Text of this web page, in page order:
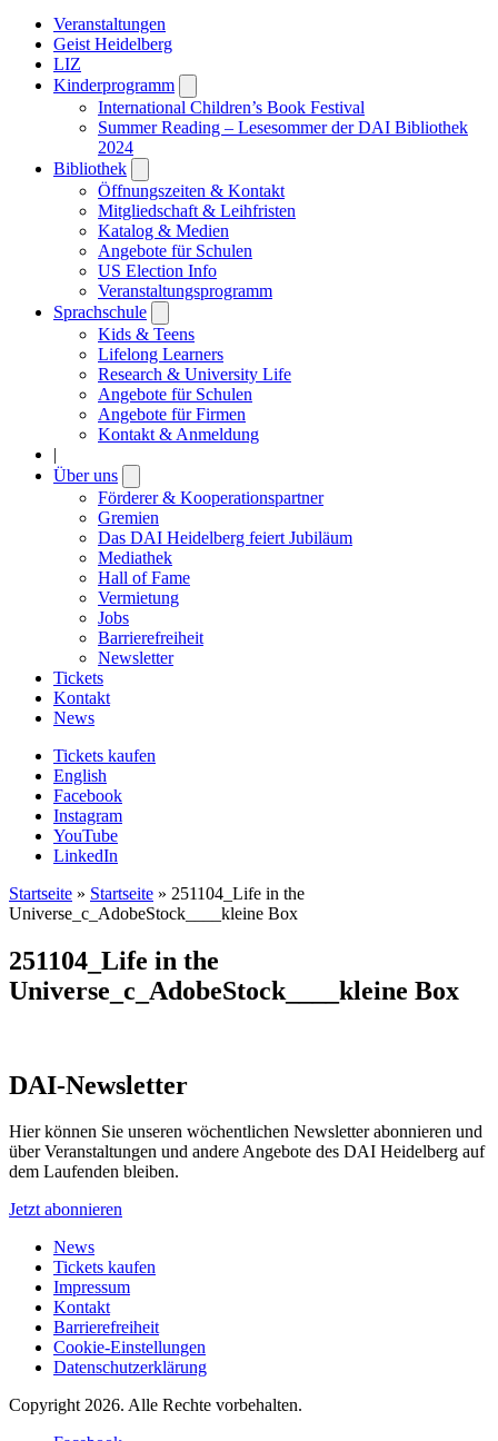
Veranstaltungen
Geist Heidelberg
LIZ
Kinderprogramm
submenu
International Children’s Book Festival
Summer Reading – Lesesommer der DAI Bibliothek
2024
Bibliothek
submenu
Öffnungszeiten & Kontakt
Mitgliedschaft & Leihfristen
Katalog & Medien
Angebote für Schulen
US Election Info
Veranstaltungsprogramm
Sprachschule
submenu
Kids & Teens
Lifelong Learners
Research & University Life
Angebote für Schulen
Angebote für Firmen
Kontakt & Anmeldung
|
Über uns
submenu
Förderer & Kooperationspartner
Gremien
Das DAI Heidelberg feiert Jubiläum
Mediathek
Hall of Fame
Vermietung
Jobs
Barrierefreiheit
Newsletter
Tickets
Kontakt
News
Tickets kaufen
English
Facebook
Instagram
YouTube
LinkedIn
Startseite » Startseite » 251104_Life in the
Universe_c_AdobeStock____kleine Box
251104_Life in the
Universe_c_AdobeStock____kleine Box
DAI-Newsletter
Hier können Sie unseren wöchentlichen Newsletter abonnieren und
über Veranstaltungen und andere Angebote des DAI Heidelberg auf
dem Laufenden bleiben.
Jetzt abonnieren
News
Tickets kaufen
Impressum
Kontakt
Barrierefreiheit
Cookie-Einstellungen
Datenschutzerklärung
Copyright 2026. Alle Rechte vorbehalten.